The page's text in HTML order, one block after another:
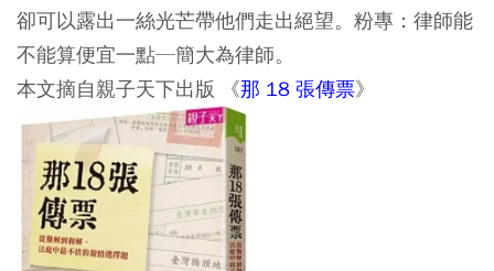
卻可以露出一絲光芒帶他們走出絕望。粉專：律師能
不能算便宜一點─簡大為律師。
本文摘自親子天下出版 《那 18 張傳票》